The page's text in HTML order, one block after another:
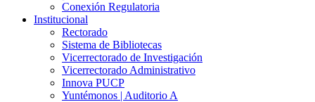
Conexión Regulatoria
Institucional
Rectorado
Sistema de Bibliotecas
Vicerrectorado de Investigación
Vicerrectorado Administrativo
Innova PUCP
Yuntémonos | Auditorio A